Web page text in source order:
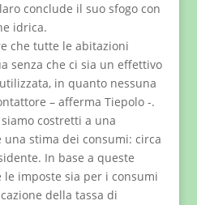
conclude il suo sfogo con
idrica.
che tutte le abitazioni
senza che ci sia un effettivo
in quanto nessuna
– afferma Tiepolo -.
costretti a una
stima dei consumi: circa
In base a queste
imposte sia per i consumi
della tassa di